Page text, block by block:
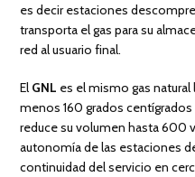
es decir estaciones
transporta el gas para su
red al usuario final.
El GNL es el mismo gas
menos 160 grados
reduce su volumen hasta 600
autonomía de las estaciones
continuidad del servicio en